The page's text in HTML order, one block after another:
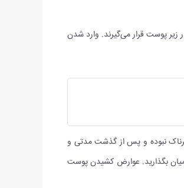
پوست قرار می‌گیرند. وارد شدن
نبوده و پس از گذشت مدتی و
بگذارید. عوارض کشیدن پوست